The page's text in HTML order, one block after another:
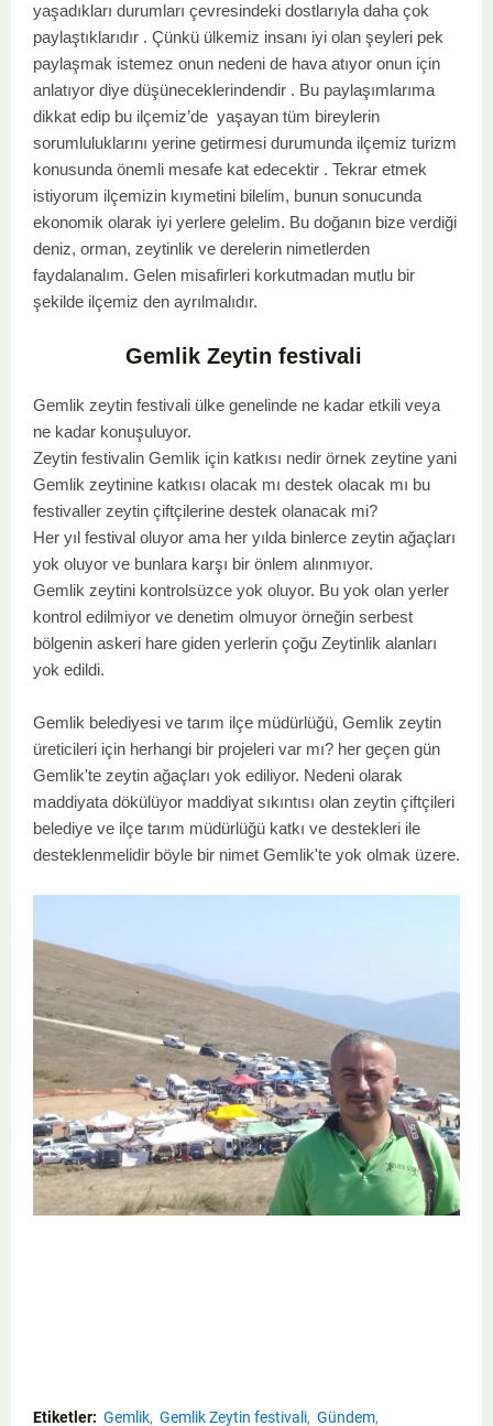
yaşadıkları durumları çevresindeki dostlarıyla daha çok
paylaştıklarıdır . Çünkü ülkemiz insanı iyi olan şeyleri pek
paylaşmak istemez onun nedeni de hava atıyor onun için
anlatıyor diye düşüneceklerindendir . Bu paylaşımlarıma
dikkat edip bu ilçemiz’de yaşayan tüm bireylerin
sorumluluklarını yerine getirmesi durumunda ilçemiz turizm
konusunda önemli mesafe kat edecektir . Tekrar etmek
istiyorum ilçemizin kıymetini bilelim, bunun sonucunda
ekonomik olarak iyi yerlere gelelim. Bu doğanın bize verdiği
deniz, orman, zeytinlik ve derelerin nimetlerden
faydalanalım. Gelen misafirleri korkutmadan mutlu bir
şekilde ilçemiz den ayrılmalıdır.
Gemlik Zeytin festivali
Gemlik zeytin festivali ülke genelinde ne kadar etkili veya
ne kadar konuşuluyor.
Zeytin festivalin Gemlik için katkısı nedir örnek zeytine yani
Gemlik zeytinine katkısı olacak mı destek olacak mı bu
festivaller zeytin çiftçilerine destek olanacak mi?
Her yıl festival oluyor ama her yılda binlerce zeytin ağaçları
yok oluyor ve bunlara karşı bir önlem alınmıyor.
Gemlik zeytini kontrolsüzce yok oluyor. Bu yok olan yerler
kontrol edilmiyor ve denetim olmuyor örneğin serbest
bölgenin askeri hare giden yerlerin çoğu Zeytinlik alanları
yok edildi.
Gemlik belediyesi ve tarım ilçe müdürlüğü, Gemlik zeytin
üreticileri için herhangi bir projeleri var mı? her geçen gün
Gemlik'te zeytin ağaçları yok ediliyor. Nedeni olarak
maddiyata dökülüyor maddiyat sıkıntısı olan zeytin çiftçileri
belediye ve ilçe tarım müdürlüğü katkı ve destekleri ile
desteklenmelidir böyle bir nimet Gemlik'te yok olmak üzere.
Etiketler: Gemlik Gemlik Zeytin festivali Gündem